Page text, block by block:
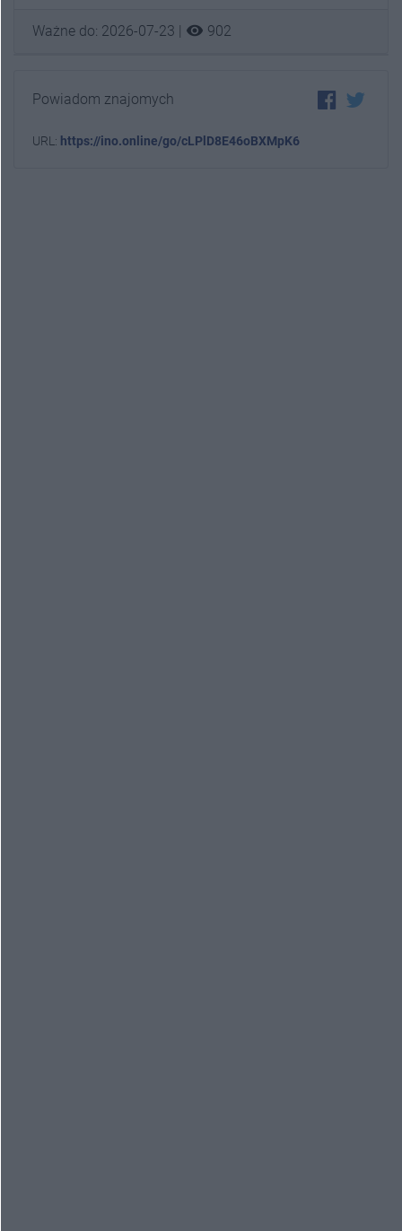
Ważne do: 2026-07-23 | visibility 902
Powiadom znajomych
URL: https://ino.online/go/cLPlD8E46oBXMpK6